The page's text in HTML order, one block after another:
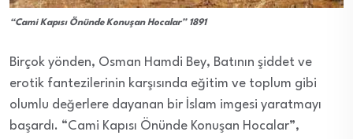
“Cami Kapısı Önünde Konuşan Hocalar” 1891
Birçok yönden, Osman Hamdi Bey, Batının şiddet ve
erotik fantezilerinin karşısında eğitim ve toplum gibi
olumlu değerlere dayanan bir İslam imgesi yaratmayı
başardı. “Cami Kapısı Önünde Konuşan Hocalar”,